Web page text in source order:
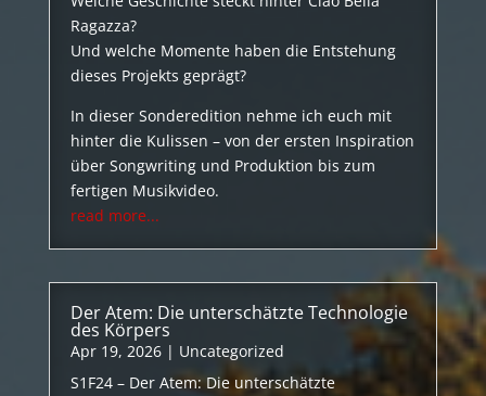
Ragazza?
Und welche Momente haben die Entstehung
dieses Projekts geprägt?
In dieser Sonderedition nehme ich euch mit
hinter die Kulissen – von der ersten Inspiration
über Songwriting und Produktion bis zum
fertigen Musikvideo.
read more...
Der Atem: Die unterschätzte Technologie
des Körpers
Apr 19, 2026| Uncategorized
S1F24 – Der Atem: Die unterschätzte